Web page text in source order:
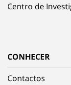
Centro de
CONHECER
Contactos